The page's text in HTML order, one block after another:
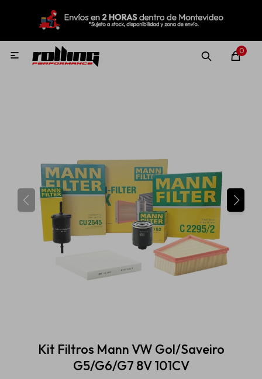
0

Kit Filtros Mann VW Gol/Saveiro
G5/G6/G7 8V 101CV
MI CUENTA
Nuevo! Rolling Repuestos
Lubricantes
Aditivos
Accesorios